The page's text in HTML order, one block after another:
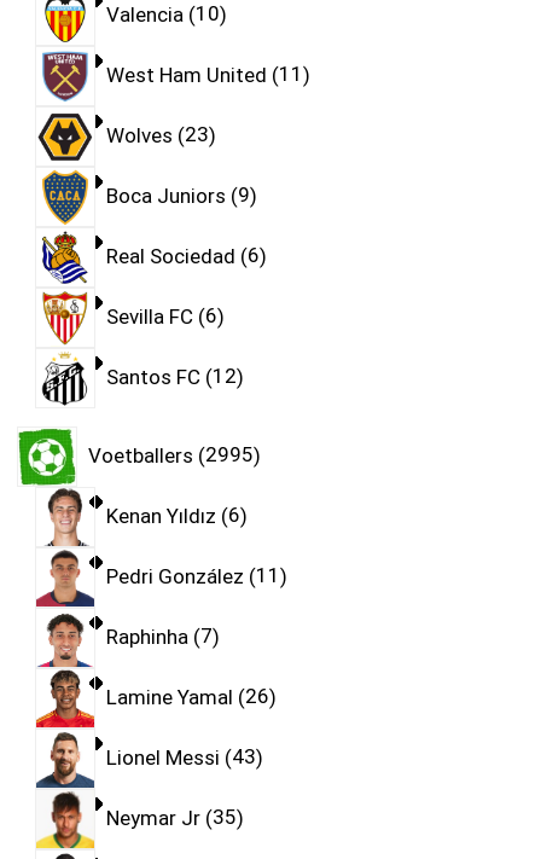
Valencia 10
West Ham United 11
Wolves 23
Boca Juniors 9
Real Sociedad 6
Sevilla FC 6
Santos FC 12
Voetballers 2995
Kenan Yıldız 6
Pedri González 11
Raphinha 7
Lamine Yamal 26
Lionel Messi 43
Neymar Jr 35